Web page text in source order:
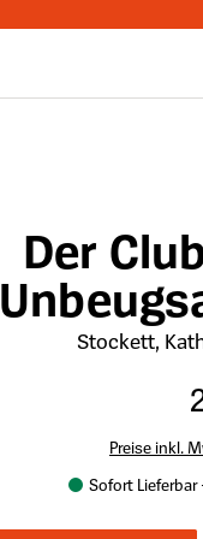
Der
Stockett,
Preise inkl.
Sofort Lieferbar